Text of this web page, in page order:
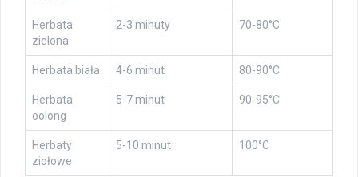
Herbata
zielona
2-3 minuty 70-80°C
Herbata biała 4-6 minut 80-90°C
Herbata
oolong
5-7 minut 90-95°C
Herbaty
ziołowe
5-10 minut 100°C